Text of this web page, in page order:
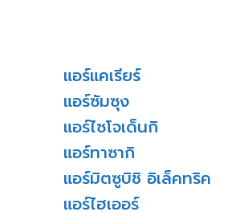
แอร์แคเรียร์
แอร์ซัมซุง
แอร์ไซโจเด็นกิ
แอร์ทาซากิ
แอร์มิตซูบิชิ อิเล็คทริค
แอร์ไฮเออร์